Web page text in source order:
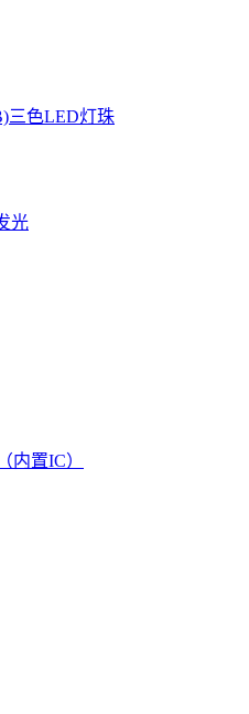
三色LED灯珠
光
内置IC）